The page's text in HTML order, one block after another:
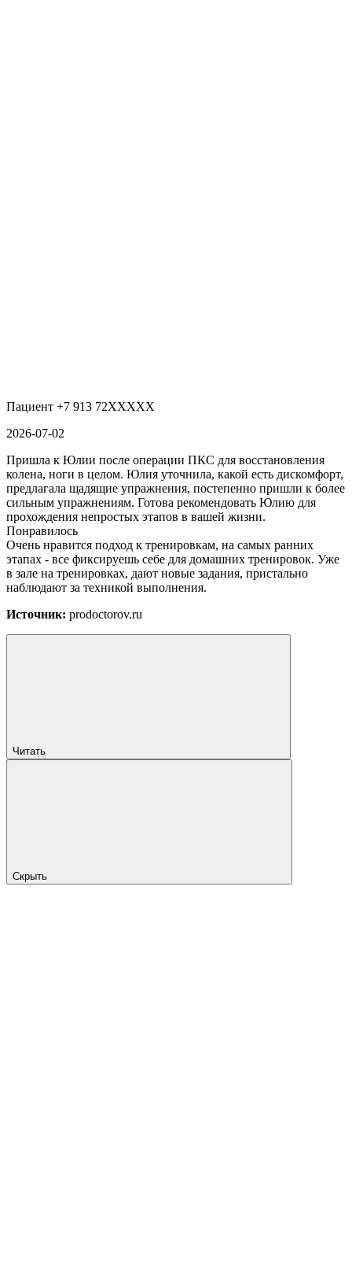
Пациент +7 913 72XXXXX
2026-07-02
Пришла к Юлии после операции ПКС для восстановления
колена, ноги в целом. Юлия уточнила, какой есть дискомфорт,
предлагала щадящие упражнения, постепенно пришли к более
сильным упражнениям. Готова рекомендовать Юлию для
прохождения непростых этапов в вашей жизни.
Понравилось
Очень нравится подход к тренировкам, на самых ранних
этапах - все фиксируешь себе для домашних тренировок. Уже
в зале на тренировках, дают новые задания, пристально
наблюдают за техникой выполнения.
Источник: prodoctorov.ru
Читать
Скрыть